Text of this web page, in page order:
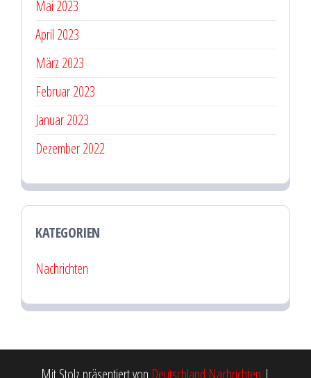
Mai 2023
April 2023
März 2023
Februar 2023
Januar 2023
Dezember 2022
KATEGORIEN
Nachrichten
Mit Stolz präsentiert von Deutschland Nachrichten |